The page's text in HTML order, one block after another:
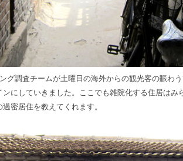
グ調査チームが土曜日の海外からの観光客の賑わ
にしていきました。ここでも雑院化する住居はみ
密居住を教えてくれます。